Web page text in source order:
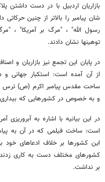
بازاریان اردبیل با در دست داشتن
شان پیامبر را بالاتر از چنین
رسول الله" ، "مرگ بر آمریکا" ،
توهینها نشان دادند.
در پایان این تجمع نیز بازاریان و
از آن آمده است: استکبار جهانی
ساحت مقدس پیامبر اکرم (ص) ترس
و به خصوص در کشورهایی که
در این بیانیه با اشاره به آبروریزی
است: ساخت فیلمی که در آن به
این کشورها بر خلاف ادعاهای خود
کشورهای مختلف دست به کاری
بر نداشت.